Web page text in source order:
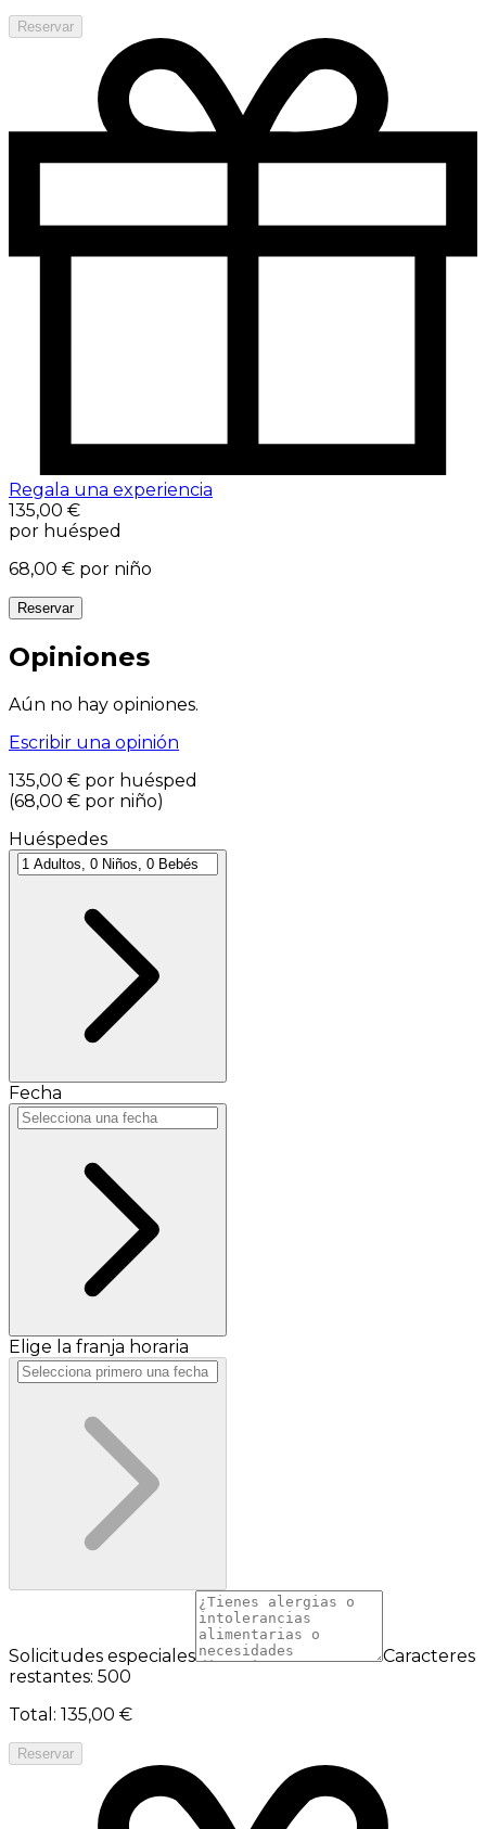
Reservar
Regala una experiencia
135,00 €
por huésped
68,00 € por niño
Reservar
Opiniones
Aún no hay opiniones.
Escribir una opinión
135,00 € por huésped
(68,00 € por niño)
Huéspedes
Fecha
Elige la franja horaria
Solicitudes especiales
Caracteres
restantes: 500
Total : 135,00 €
Reservar